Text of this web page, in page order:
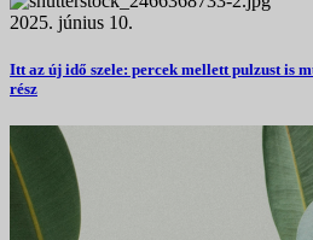
2025. június 10.
Itt az új idő szele: percek mellett pulzust is
rész